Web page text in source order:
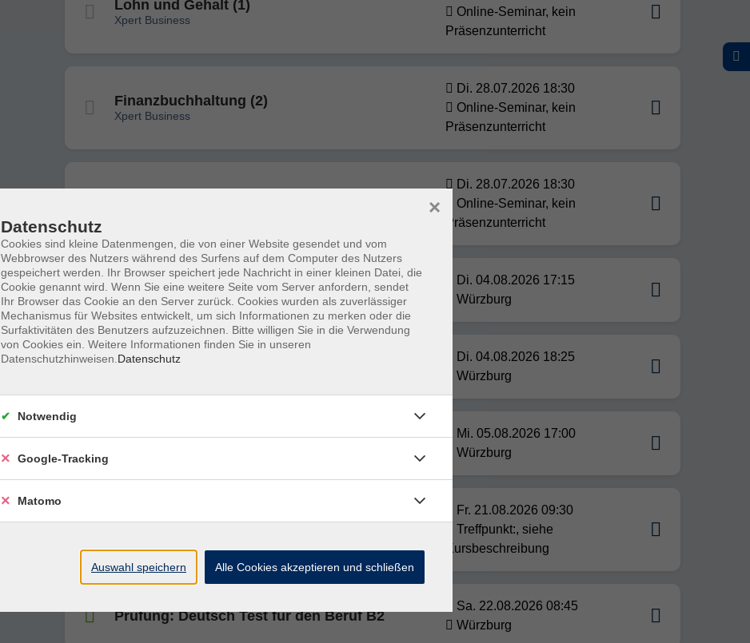
Lohn und Gehalt (1)
Xpert Business
Online-Seminar, kein
Präsenzunterricht
Finanzbuchhaltung (2)
Xpert Business
Di. 28.07.2026 18:30
Online-Seminar, kein
Präsenzunterricht
Di. 28.07.2026 18:30
Online-Seminar, kein
Präsenzunterricht
Pilates Basics und Mittelstufe
Di. 04.08.2026 17:15
Würzburg
Pilates für Fortgeschrittene
Di. 04.08.2026 18:25
Würzburg
Sommerakademie: Menschliche Skulpturen,
Tiere, Objekte und vieles mehr...aus Keramik.
Mi. 05.08.2026 17:00
Würzburg
Fr. 21.08.2026 09:30
Treffpunkt:, siehe
Kursbeschreibung
Prüfung: Deutsch Test für den Beruf B2
Sa. 22.08.2026 08:45
Würzburg
Datenschutz
Cookies sind kleine Datenmengen, die von einer Website gesendet und vom
Webbrowser des Nutzers während des Surfens auf dem Computer des Nutzers
gespeichert werden. Ihr Browser speichert jede Nachricht in einer kleinen Datei, die
Cookie genannt wird. Wenn Sie eine weitere Seite vom Server anfordern, sendet
Ihr Browser das Cookie an den Server zurück. Cookies wurden als zuverlässiger
Mechanismus für Websites entwickelt, um sich Informationen zu merken oder die
Surfaktivitäten des Benutzers aufzuzeichnen. Bitte willigen Sie in die Verwendung
von Cookies ein. Weitere Informationen finden Sie in unseren
Datenschutzhinweisen. Datenschutz
×
Notwendig
Google-Tracking
Matomo
Auswahl speichern Alle Cookies akzeptieren und schließen